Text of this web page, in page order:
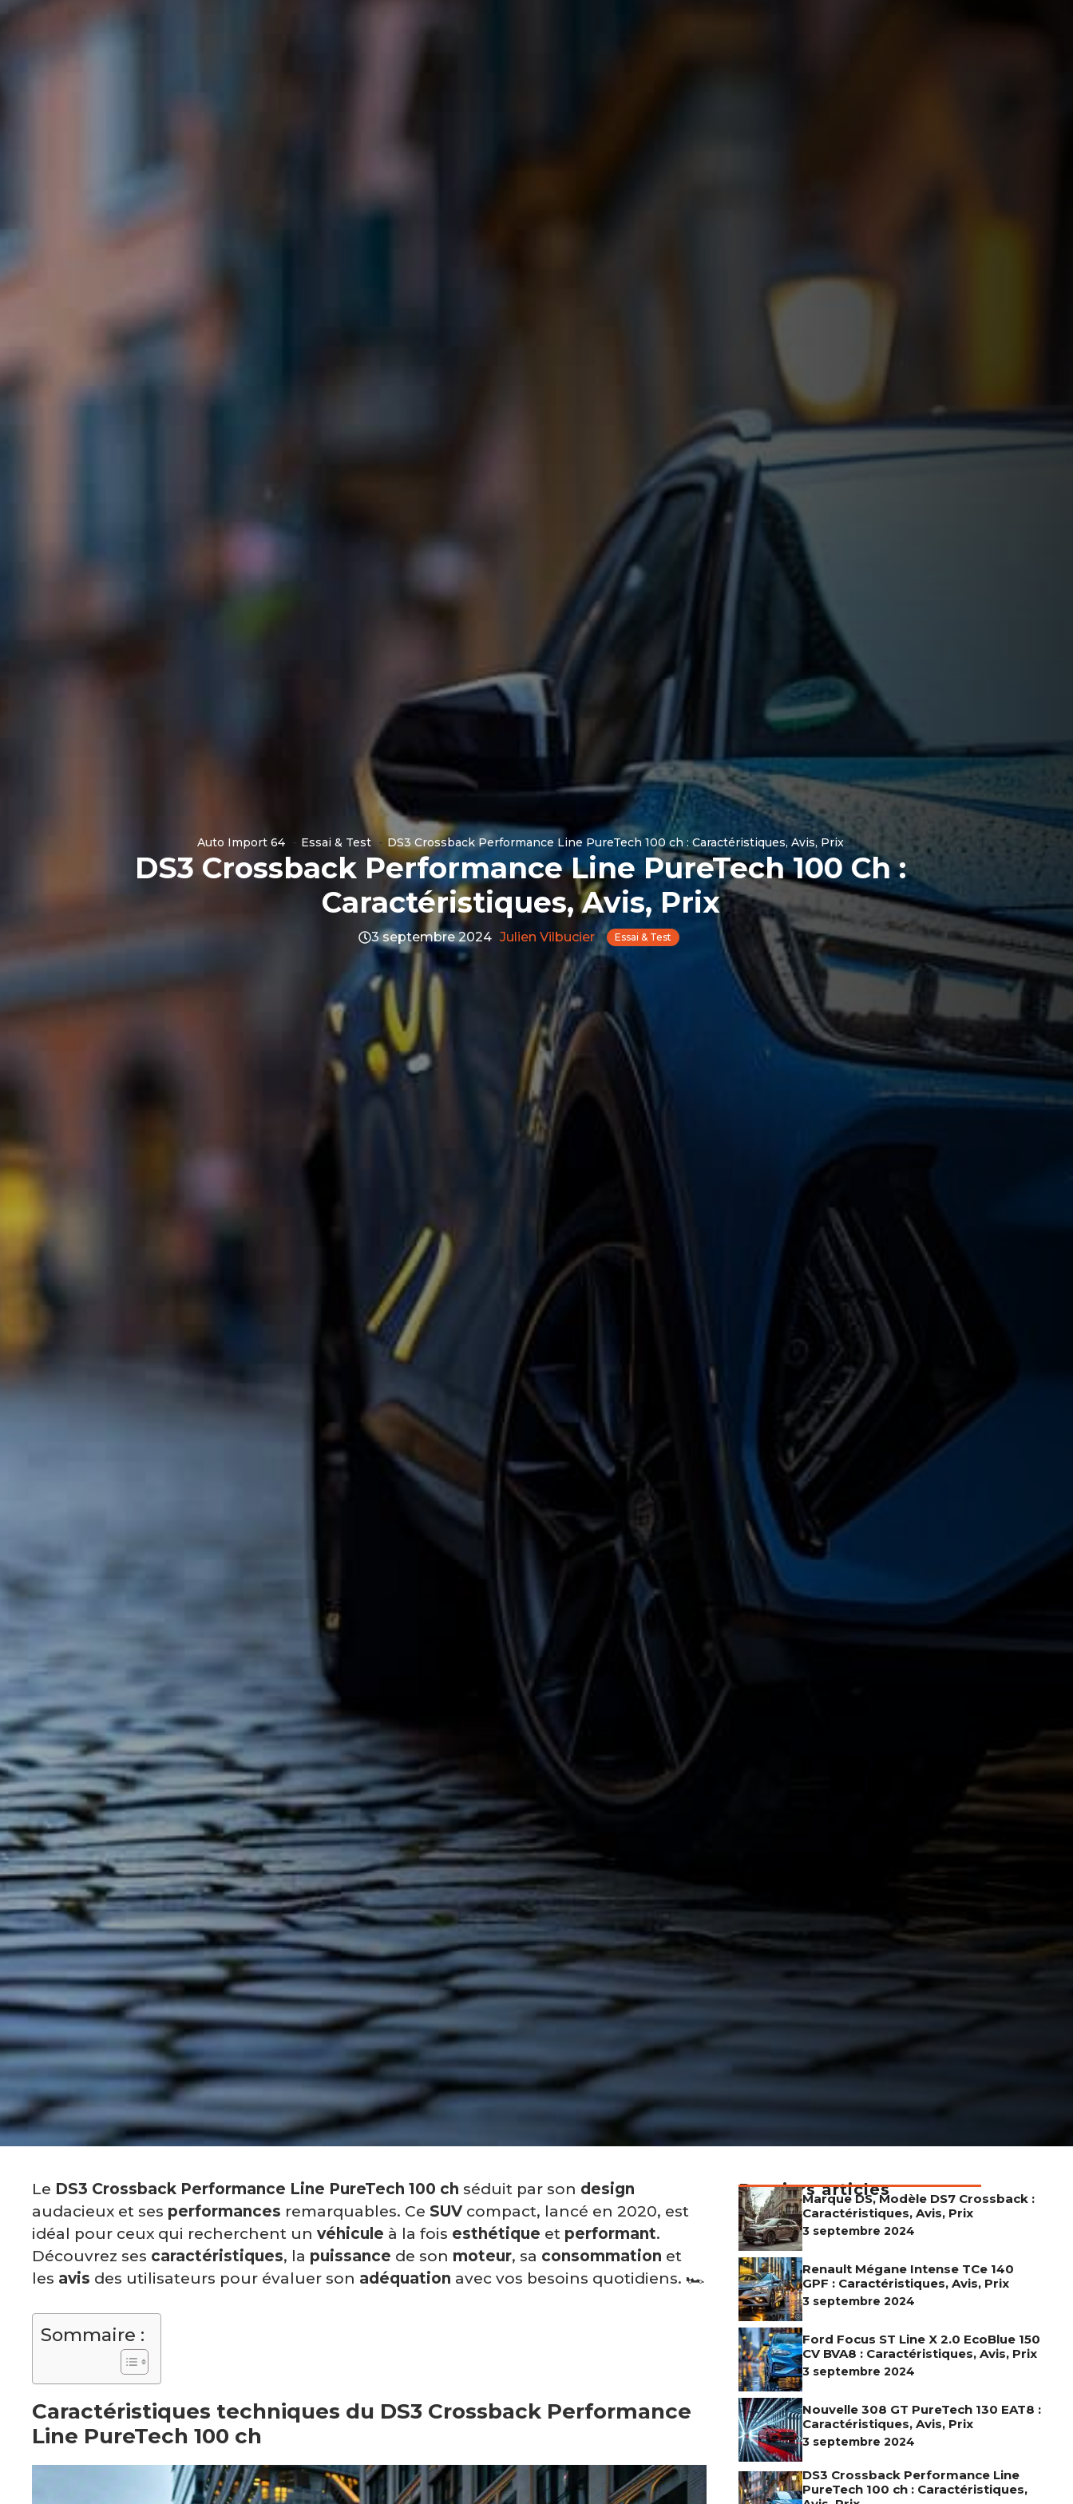
Auto Import 64 Essai & Test DS3 Crossback Performance Line PureTech 100 ch : Caractéristiques, Avis, Prix
DS3 Crossback Performance Line PureTech 100 Ch :
Caractéristiques, Avis, Prix
3 septembre 2024 Julien Vilbucier Essai & Test
Le DS3 Crossback Performance Line PureTech 100 ch séduit par son design
audacieux et ses performances remarquables. Ce SUVcompact, lancé en 2020, est
idéal pour ceux qui recherchent un véhicule à la fois esthétique et performant.
Découvrez ses caractéristiques, la puissance de son moteur, sa consommation et
les avis des utilisateurs pour évaluer son adéquation avec vos besoins quotidiens. 🏎️
Sommaire :
Caractéristiques techniques du DS3 Crossback Performance
Line PureTech 100 ch
Derniers articles
Marque DS, Modèle DS7 Crossback :
Caractéristiques, Avis, Prix
3 septembre 2024
Renault Mégane Intense TCe 140
GPF : Caractéristiques, Avis, Prix
3 septembre 2024
Ford Focus ST Line X 2.0 EcoBlue 150
CV BVA8 : Caractéristiques, Avis, Prix
3 septembre 2024
Nouvelle 308 GT PureTech 130 EAT8 :
Caractéristiques, Avis, Prix
3 septembre 2024
DS3 Crossback Performance Line
PureTech 100 ch : Caractéristiques,